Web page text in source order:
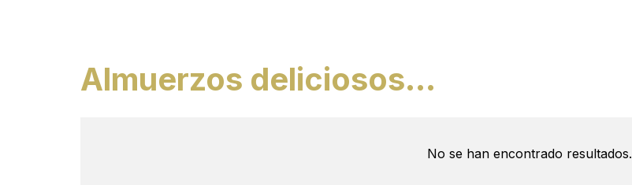
Almuerzos deliciosos…
No se han encontrado resultados.